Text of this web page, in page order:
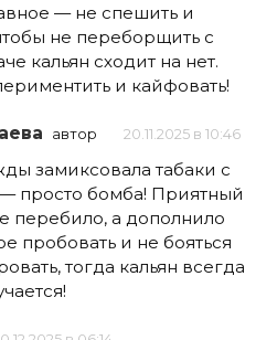
— не спешить и
не переборщить с
кальян сходит на нет.
и кайфовать!
автор 20.11.2025 в 10:46
замиксовала табаки с
просто бомба! Приятный
перебило, а дополнило
пробовать и не бояться
тогда кальян всегда